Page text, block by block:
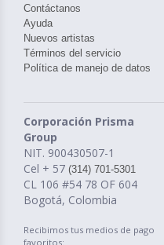
Contáctanos
Ayuda
Nuevos artistas
Términos del servicio
Política de manejo de datos
Corporación Prisma
Group
NIT. 900430507-1
Cel + 57 (314) 701-5301
CL 106 #54 78 OF 604
Bogotá, Colombia
Recibimos tus medios de pago
favoritos: